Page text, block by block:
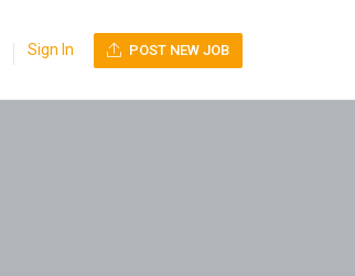
Sign In POST NEW JOB